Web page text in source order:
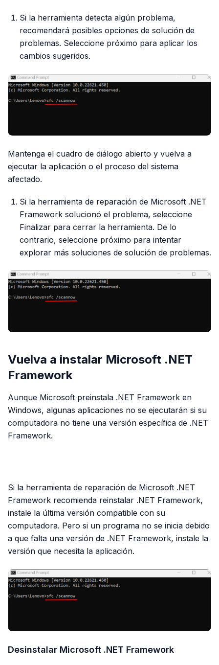
Si la herramienta detecta algún problema,
recomendará posibles opciones de solución de
problemas. Seleccione próximo para aplicar los
cambios sugeridos.
Mantenga el cuadro de diálogo abierto y vuelva a
ejecutar la aplicación o el proceso del sistema
afectado.
Si la herramienta de reparación de Microsoft .NET
Framework solucionó el problema, seleccione
Finalizar para cerrar la herramienta. De lo
contrario, seleccione próximo para intentar
explorar más soluciones de solución de problemas.
Vuelva a instalar Microsoft .NET
Framework
Aunque Microsoft preinstala .NET Framework en
Windows, algunas aplicaciones no se ejecutarán si su
computadora no tiene una versión específica de .NET
Framework.
Si la herramienta de reparación de Microsoft .NET
Framework recomienda reinstalar .NET Framework,
instale la última versión compatible con su
computadora. Pero si un programa no se inicia debido
a que falta una versión de .NET Framework, instale la
versión que necesita la aplicación.
Desinstalar Microsoft .NET Framework